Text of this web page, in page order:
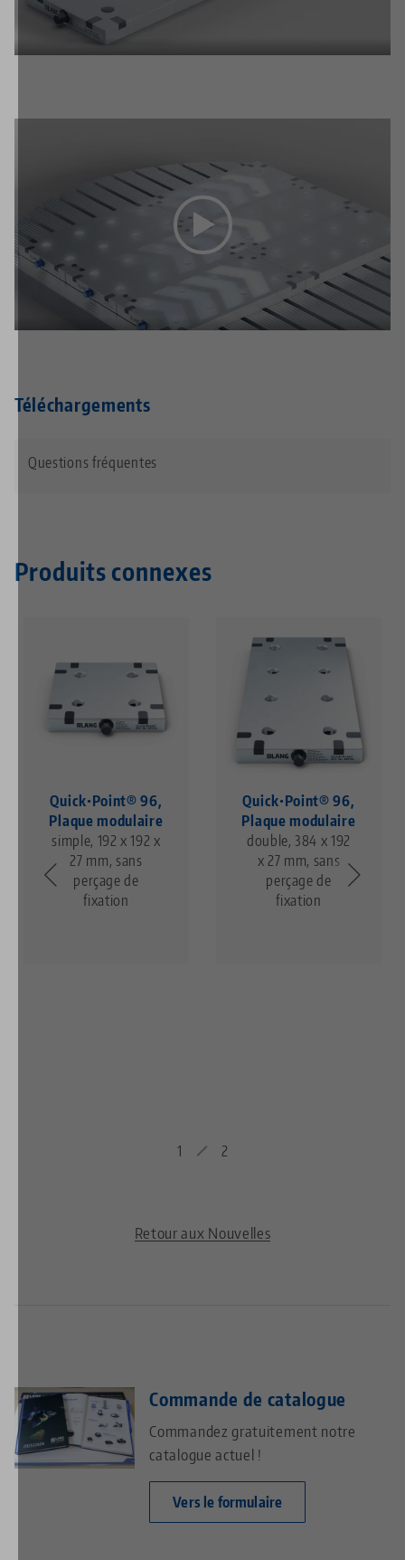
Téléchargements
Questions fréquentes
Produits connexes
Quick•Point® 96,
Plaque modulaire
simple, 192 x 192 x
27 mm, sans
perçage de
fixation
Quick•Point® 96,
Plaque modulaire
double, 384 x 192
x 27 mm, sans
perçage de
fixation
1 2
Retour aux Nouvelles
Commande de catalogue
Commandez gratuitement notre
catalogue actuel !
Vers le formulaire